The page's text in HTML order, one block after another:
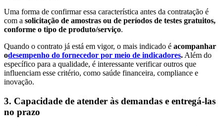
Uma forma de confirmar essa característica antes da contratação é
com a solicitação de amostras ou de períodos de testes gratuitos,
conforme o tipo de produto/serviço.
Quando o contrato já está em vigor, o mais indicado é acompanhar
odesempenho do fornecedor por meio de indicadores. Além do
específico para a qualidade, é interessante verificar outros que
influenciam esse critério, como saúde financeira, compliance e
inovação.
3. Capacidade de atender às demandas e entregá-las
no prazo